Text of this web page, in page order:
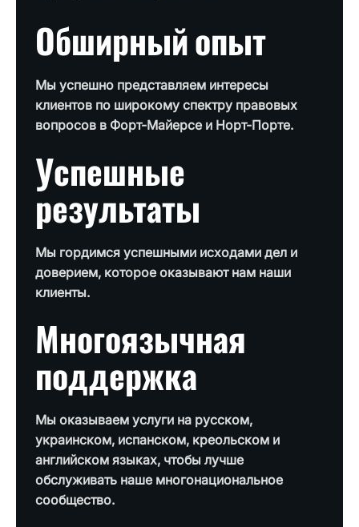
Обширный опыт
Мы успешно представляем интересы
клиентов по широкому спектру правовых
вопросов в Форт-Майерсе и Норт-Порте.
Успешные
результаты
Мы гордимся успешными исходами дел и
доверием, которое оказывают нам наши
клиенты.
Многоязычная
поддержка
Мы оказываем услуги на русском,
украинском, испанском, креольском и
английском языках, чтобы лучше
обслуживать наше многонациональное
сообщество.